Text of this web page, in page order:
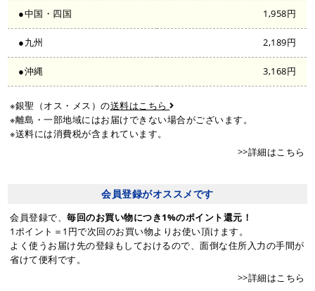
●中国・四国 1,958円
●九州 2,189円
●沖縄 3,168円
※銀聖（オス・メス）の送料はこちら
※離島・一部地域にはお届けできない場合がございます。
※送料には消費税が含まれています。
>>詳細はこちら
会員登録がオススメです
会員登録で、毎回のお買い物につき1%のポイント還元！
1ポイント＝1円で次回のお買い物よりお使い頂けます。
よく使うお届け先の登録もしておけるので、面倒な住所入力の手間が
省けて便利です。
>>詳細はこちら